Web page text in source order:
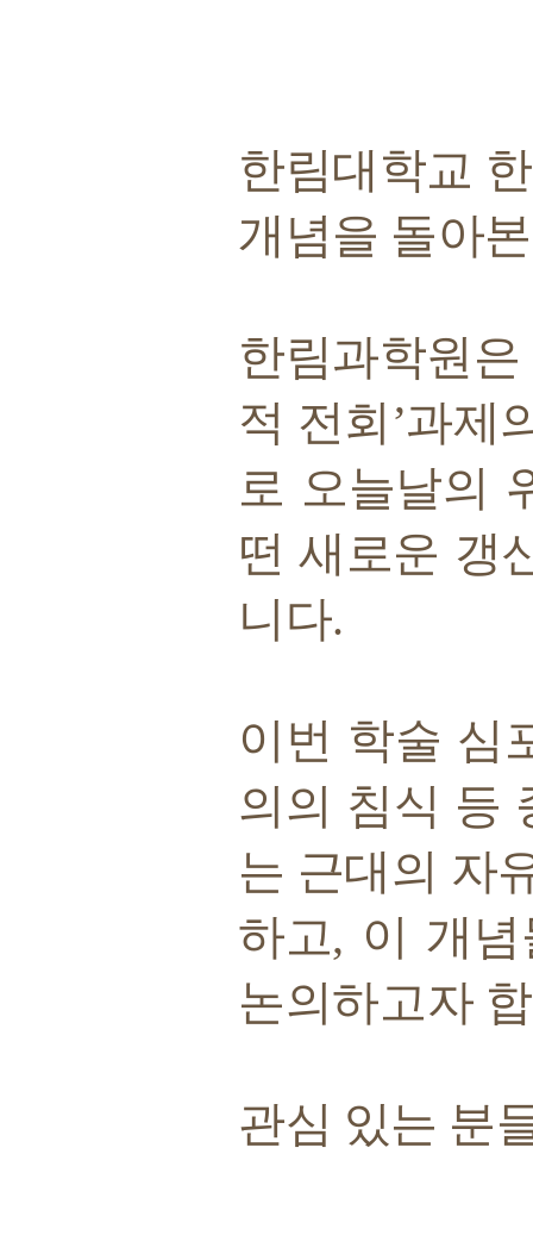
한림대학교
개념을 돌아
한림과학원
적 전회’과제
로 오늘날의
떤 새로운 갱
니다.
이번 학술 심
의의 침식 등
는 근대의 자
하고, 이 개
논의하고자
관심 있는 분